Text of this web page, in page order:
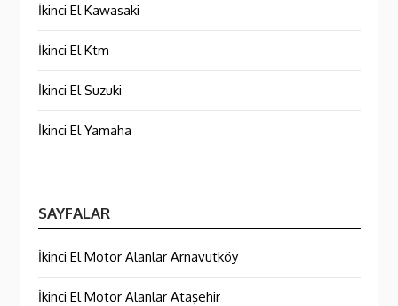
İkinci El Kawasaki
İkinci El Ktm
İkinci El Suzuki
İkinci El Yamaha
SAYFALAR
İkinci El Motor Alanlar Arnavutköy
İkinci El Motor Alanlar Ataşehir